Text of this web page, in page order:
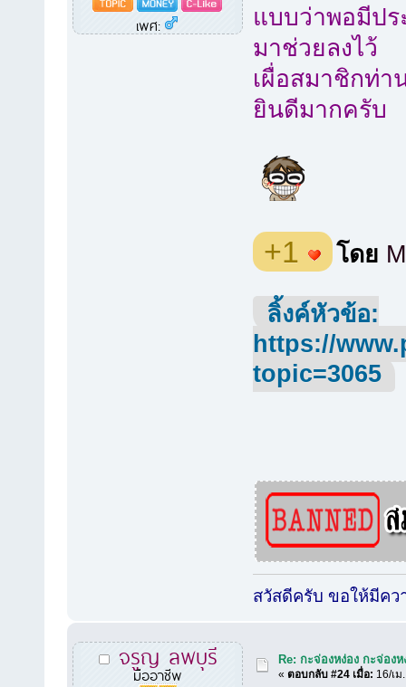
เพศ:
แบบว่าพอมีป
มาช่วยลงไว้
เผื่อสมาชิกท่า
ยินดีมากครับ
+1 โดย
ลิ้งค์หัวข้อ:
https://
topic=3065
สวัสดีครับ ขอให้มีคว
จรูญ ลพบุรี
มืออาชีพ
Re: กะจ่องหง่อง กะจ่องห
«ตอบกลับ #24 เมื่อ: 16/เ